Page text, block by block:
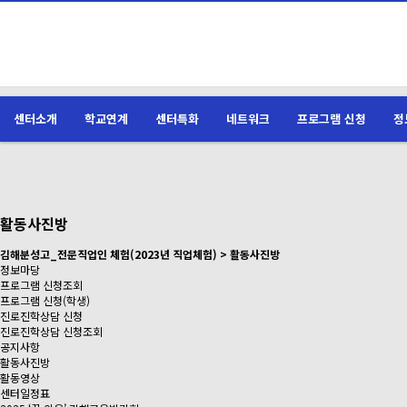
센터소개 학교연계 센터특화 네트워크 프로그램 신청
활동사진방
김해분성고_전문직업인 체험(2023년 직업체험) > 활동사진방
정보마당
프로그램 신청조회
프로그램 신청(학생)
진로진학상담 신청
진로진학상담 신청조회
공지사항
활동사진방
활동영상
센터일정표